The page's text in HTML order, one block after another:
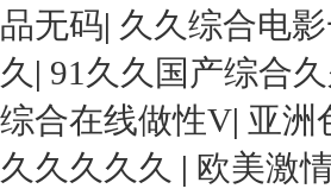
品无码| 久久综合电
久 | 91久久国产综合
综合在线做性V| 亚洲
久久久久久 | 欧美激